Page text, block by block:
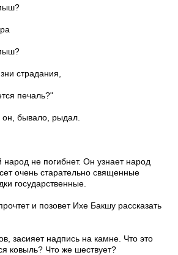
страдания,
печаль?"
он, бывало, рыдал.
народ не погибнет. Он узнает народ
очень старательно священные
государственные.
и позовет Ихе Бакшу рассказать
засияет надпись на камне. Что это
ковыль? Что же шествует?